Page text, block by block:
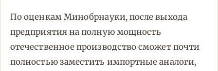
По оценкам Минобрнауки, после выхода
предприятия на полную мощность
отечественное производство сможет почти
полностью заместить импортные аналоги,